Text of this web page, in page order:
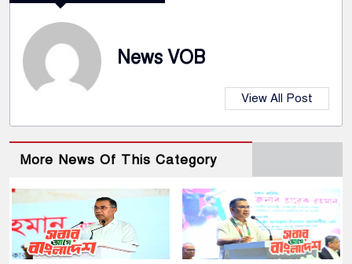
News VOB
View All Post
More News Of This Category